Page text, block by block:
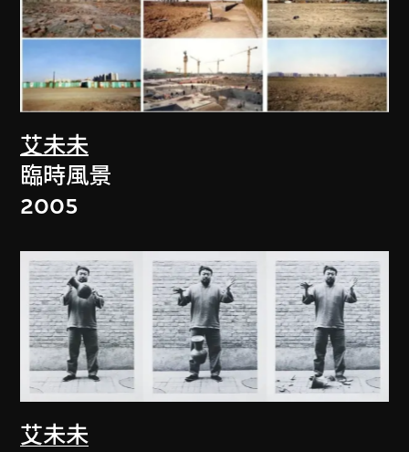
艾未未
臨時風景
2005
艾未未